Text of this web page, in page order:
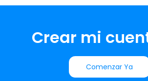
Crear mi
Comenzar Ya